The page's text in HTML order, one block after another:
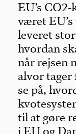
EU’s
været
leveret
hvordan
når rejsen
alvor tager
se på,
til at gøre
i EU og